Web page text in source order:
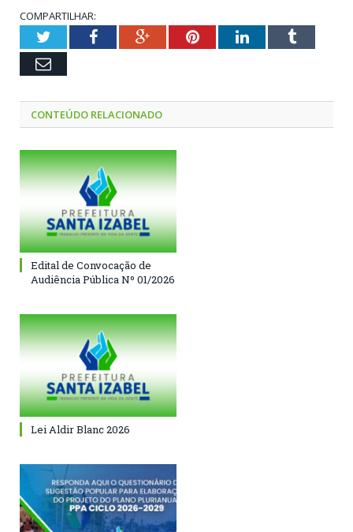
COMPARTILHAR:
TwitterFacebookGoogle+PinterestLinkedInTumblr
Email
CONTEÚDO RELACIONADO
Edital de Convocação de
Audiência Pública Nº 01/2026
Lei Aldir Blanc 2026